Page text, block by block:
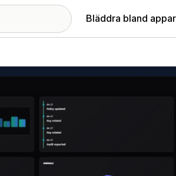
Bläddra bland appar